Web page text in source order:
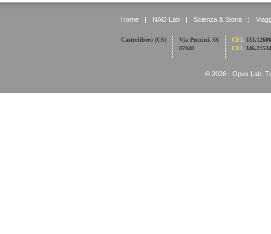
Home | NAO Lab | Scienza & Storia |
Castrolibero (CS)
Via Puccini, 66
87040
CEL
CEL
© 2026 - Opus Lab.